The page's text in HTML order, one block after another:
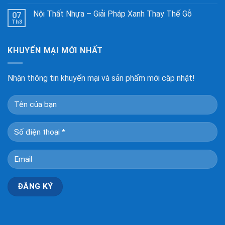
07
Th3
Nội Thất Nhựa – Giải Pháp Xanh Thay Thế Gỗ
KHUYẾN MẠI MỚI NHẤT
Nhận thông tin khuyến mại và sản phẩm mới cập nhật!